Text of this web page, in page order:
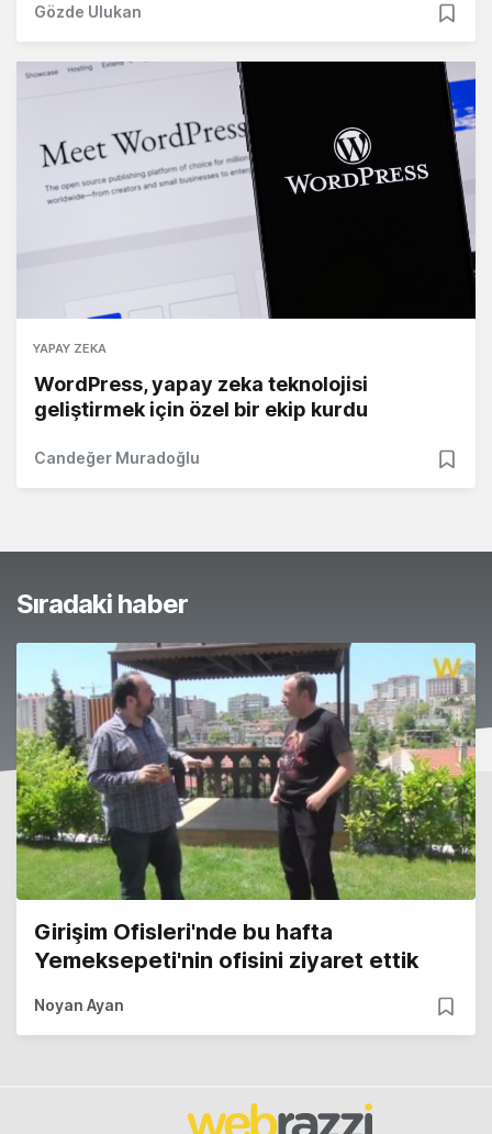
Gözde Ulukan
YAPAY ZEKA
WordPress, yapay zeka teknolojisi
geliştirmek için özel bir ekip kurdu
Candeğer Muradoğlu
Sıradaki haber
Girişim Ofisleri'nde bu hafta
Yemeksepeti'nin ofisini ziyaret ettik
Noyan Ayan